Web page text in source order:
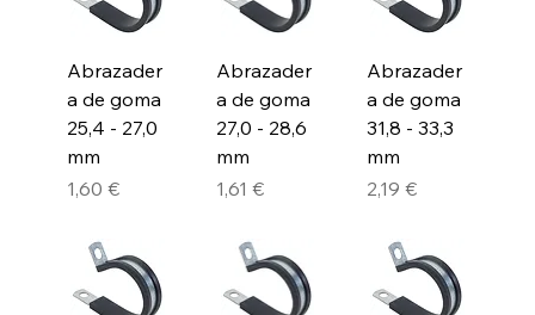
Abrazader
a de goma
25,4 - 27,0
mm
Precio
1,60 €
Abrazader
a de goma
27,0 - 28,6
mm
Precio
1,61 €
Abrazader
a de goma
31,8 - 33,3
mm
Precio
2,19 €